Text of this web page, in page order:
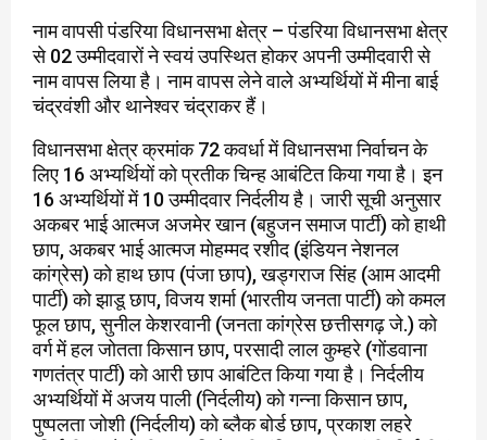
नाम वापसी पंडरिया विधानसभा क्षेत्र – पंडरिया विधानसभा क्षेत्र
से 02 उम्मीदवारों ने स्वयं उपस्थित होकर अपनी उम्मीदवारी से
नाम वापस लिया है। नाम वापस लेने वाले अभ्यर्थियों में मीना बाई
चंद्रवंशी और थानेश्वर चंद्राकर हैं।
विधानसभा क्षेत्र क्रमांक 72 कवर्धा में विधानसभा निर्वाचन के
लिए 16 अभ्यर्थियों को प्रतीक चिन्ह आबंटित किया गया है। इन
16 अभ्यर्थियों में 10 उम्मीदवार निर्दलीय है। जारी सूची अनुसार
अकबर भाई आत्मज अजमेर खान (बहुजन समाज पार्टी) को हाथी
छाप, अकबर भाई आत्मज मोहम्मद रशीद (इंडियन नेशनल
कांग्रेस) को हाथ छाप (पंजा छाप), खड्गराज सिंह (आम आदमी
पार्टी) को झाडू छाप, विजय शर्मा (भारतीय जनता पार्टी) को कमल
फूल छाप, सुनील केशरवानी (जनता कांग्रेस छत्तीसगढ़ जे.) को
वर्ग में हल जोतता किसान छाप, परसादी लाल कुम्हरे (गोंडवाना
गणतंत्र पार्टी) को आरी छाप आबंटित किया गया है। निर्दलीय
अभ्यर्थियों में अजय पाली (निर्दलीय) को गन्ना किसान छाप,
पुष्पलता जोशी (निर्दलीय) को ब्लैक बोर्ड छाप, प्रकाश लहरे